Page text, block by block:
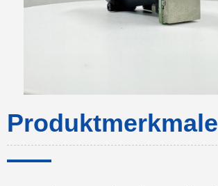
Produktmerkmale